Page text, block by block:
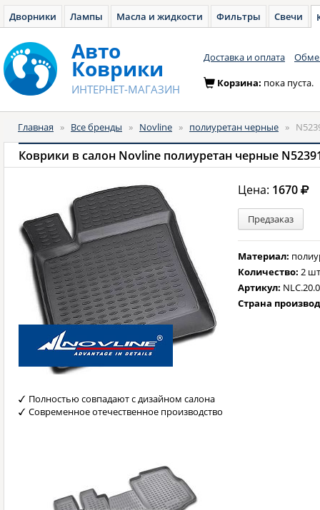
Дворники Лампы Масла и жидкости Фильтры Свечи
Авто
Коврики
ИНТЕРНЕТ-МАГАЗИН
Доставка и оплата
Корзина: пока пуста.
Главная » Все бренды » Novline » полиуретан черные »
Коврики в салон Novline полиуретан черные
Цена: 1670
Предзаказ
Материал:
Количество:2
Артикул:
Страна
Полностью совпадают с дизайном салона
Современное отечественное производство